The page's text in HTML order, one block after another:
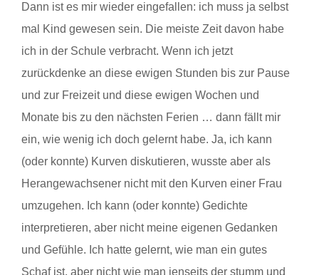
Dann ist es mir wieder eingefallen: ich muss ja selbst
mal Kind gewesen sein. Die meiste Zeit davon habe
ich in der Schule verbracht. Wenn ich jetzt
zurückdenke an diese ewigen Stunden bis zur Pause
und zur Freizeit und diese ewigen Wochen und
Monate bis zu den nächsten Ferien … dann fällt mir
ein, wie wenig ich doch gelernt habe. Ja, ich kann
(oder konnte) Kurven diskutieren, wusste aber als
Herangewachsener nicht mit den Kurven einer Frau
umzugehen. Ich kann (oder konnte) Gedichte
interpretieren, aber nicht meine eigenen Gedanken
und Gefühle. Ich hatte gelernt, wie man ein gutes
Schaf ist, aber nicht wie man jenseits der stumm und